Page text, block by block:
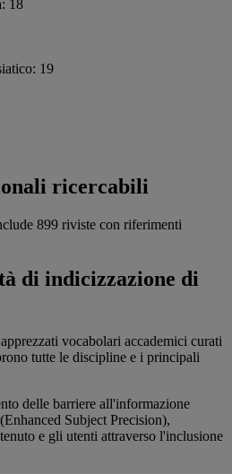
18
19
ricercabili
899 riviste con riferimenti
di indicizzazione di
vocabolari accademici curati
tutte le discipline e i principali
delle barriere all'informazione
Subject Precision),
e gli utenti attraverso l'inclusione